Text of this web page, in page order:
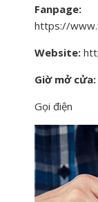
Fanpage:
https://
Website:
Giờ mở cửa:
Gọi điện